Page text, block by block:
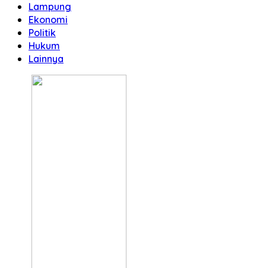
Lampung
Ekonomi
Politik
Hukum
Lainnya